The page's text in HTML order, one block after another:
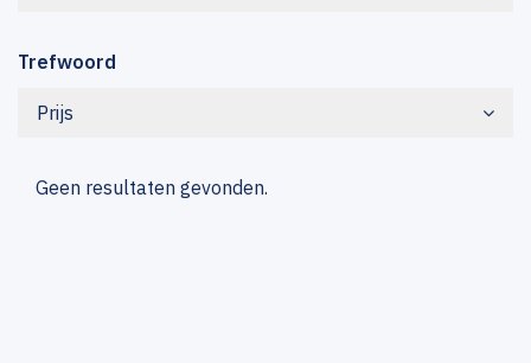
Trefwoord
Prijs
Geen resultaten gevonden.